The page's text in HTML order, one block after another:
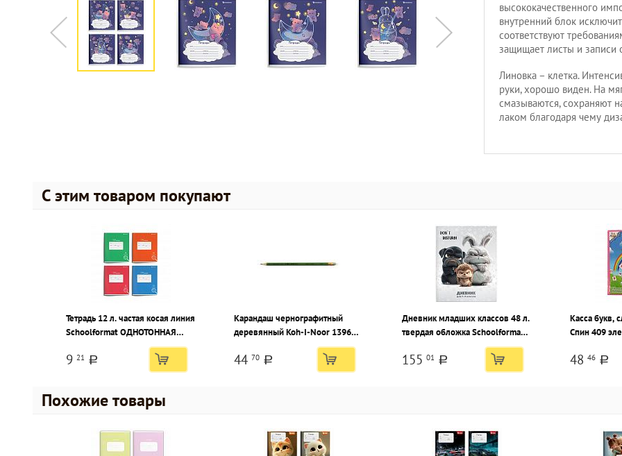
высококачественного
внутренний блок
соответствуют
защищает листы и записи
Линовка – клетка.
руки, хорошо виден. На
смазываются, сохраняют
лаком благодаря чему
С этим товаром покупают
Тетрадь 12 л. частая косая линия
Schoolformat ОДНОТОННАЯ
9 21 a
Карандаш чернографитный
деревянный Koh-I-Noor 1396
НВ с ластиком, заточенный,
шестигранный, картонная
44 70 a
Дневник младших классов 48 л.
твердая обложка Schoolformat
переплетный картон, глянцевая
155 01 a
Касса букв,
Спин 409
упаковке
48 46 a
Похожие товары